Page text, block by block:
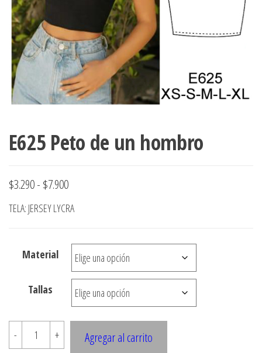
accumark ,
pdf , Moldes
Gerber ,
ropa,
Graduaciones,
Ploteo y
Digitalización
pdf, Moldes
Accumark
E625 Peto de un hombro
$3.290- $7.900Rango
de
desde
$3.290
hasta
$7.900
TELA: JERSEY LYCRA
Material
Tallas
-
E625
Peto
+ Agregar al carrito